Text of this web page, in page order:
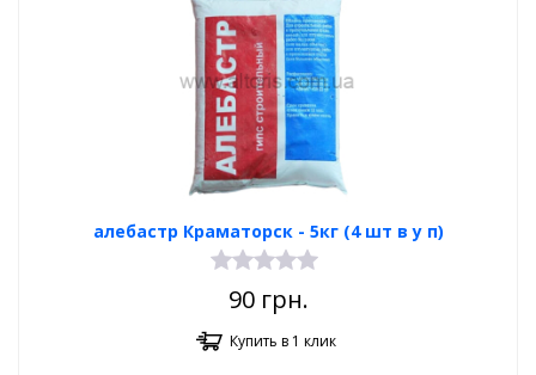
алебастр Краматорск - 5кг (4 шт в у п)
90грн.
Купить в 1 клик